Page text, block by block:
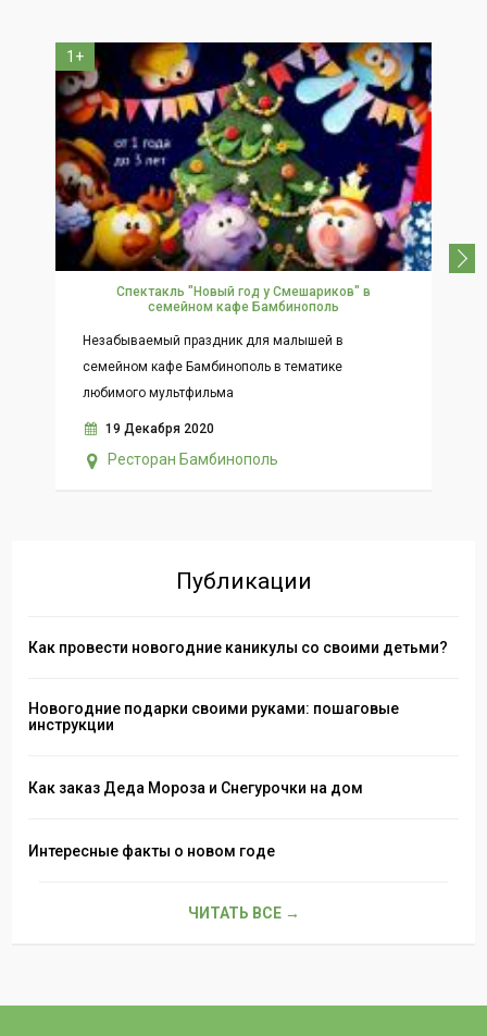
1+
Спектакль "Новый год у Смешариков" в
семейном кафе Бамбинополь
Незабываемый праздник для малышей в
семейном кафе Бамбинополь в тематике
любимого мультфильма
19 Декабря 2020
Ресторан Бамбинополь
Публикации
Как провести новогодние каникулы со своими детьми?
Новогодние подарки своими руками: пошаговые
инструкции
Как заказ Деда Мороза и Снегурочки на дом
Интересные факты о новом годе
ЧИТАТЬ ВСЕ →